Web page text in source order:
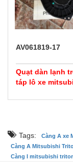
AV061819-17
Quạt dàn lạnh
táp lô xe
prev
Tags: Càng A xe
Càng A Mitsubishi
Càng I mitsubishi